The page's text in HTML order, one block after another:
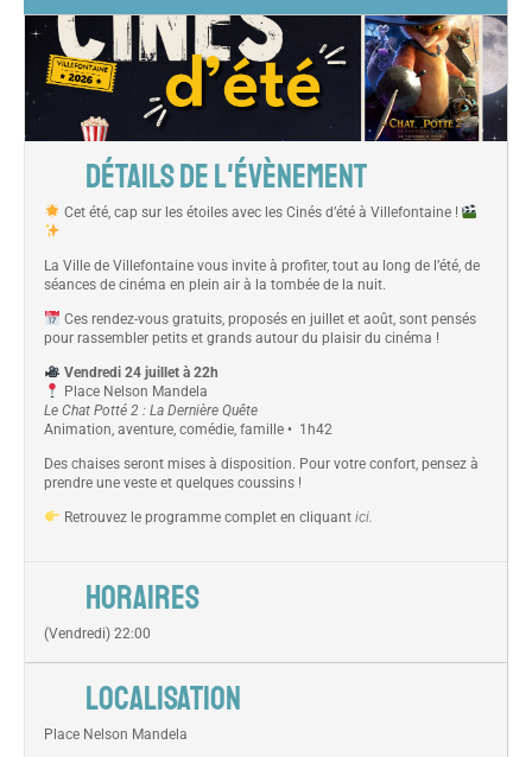
DÉTAILS DE L'ÉVÈNEMENT
Cet été, cap sur les étoiles avec les Cinés d’été à Villefontaine !
La Ville de Villefontaine vous invite à profiter, tout au long de l’été, de
séances de cinéma en plein air à la tombée de la nuit.
Ces rendez-vous gratuits, proposés en juillet et août, sont pensés
pour rassembler petits et grands autour du plaisir du cinéma !
Vendredi 24 juillet à 22h
Place Nelson Mandela
Le Chat Potté 2 : La Dernière Quête
Animation, aventure, comédie, famille • 1h42
Des chaises seront mises à disposition. Pour votre confort, pensez à
prendre une veste et quelques coussins !
Retrouvez le programme complet en cliquant ici.
HORAIRES
(Vendredi) 22:00
LOCALISATION
Place Nelson Mandela